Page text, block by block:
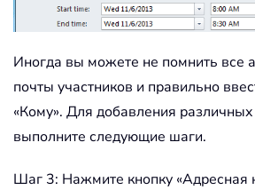
Иногда вы можете не помнить все
почты участников и правильно
«Кому». Для добавления различных
выполните следующие шаги.
Шаг 3: Нажмите кнопку «Адресная